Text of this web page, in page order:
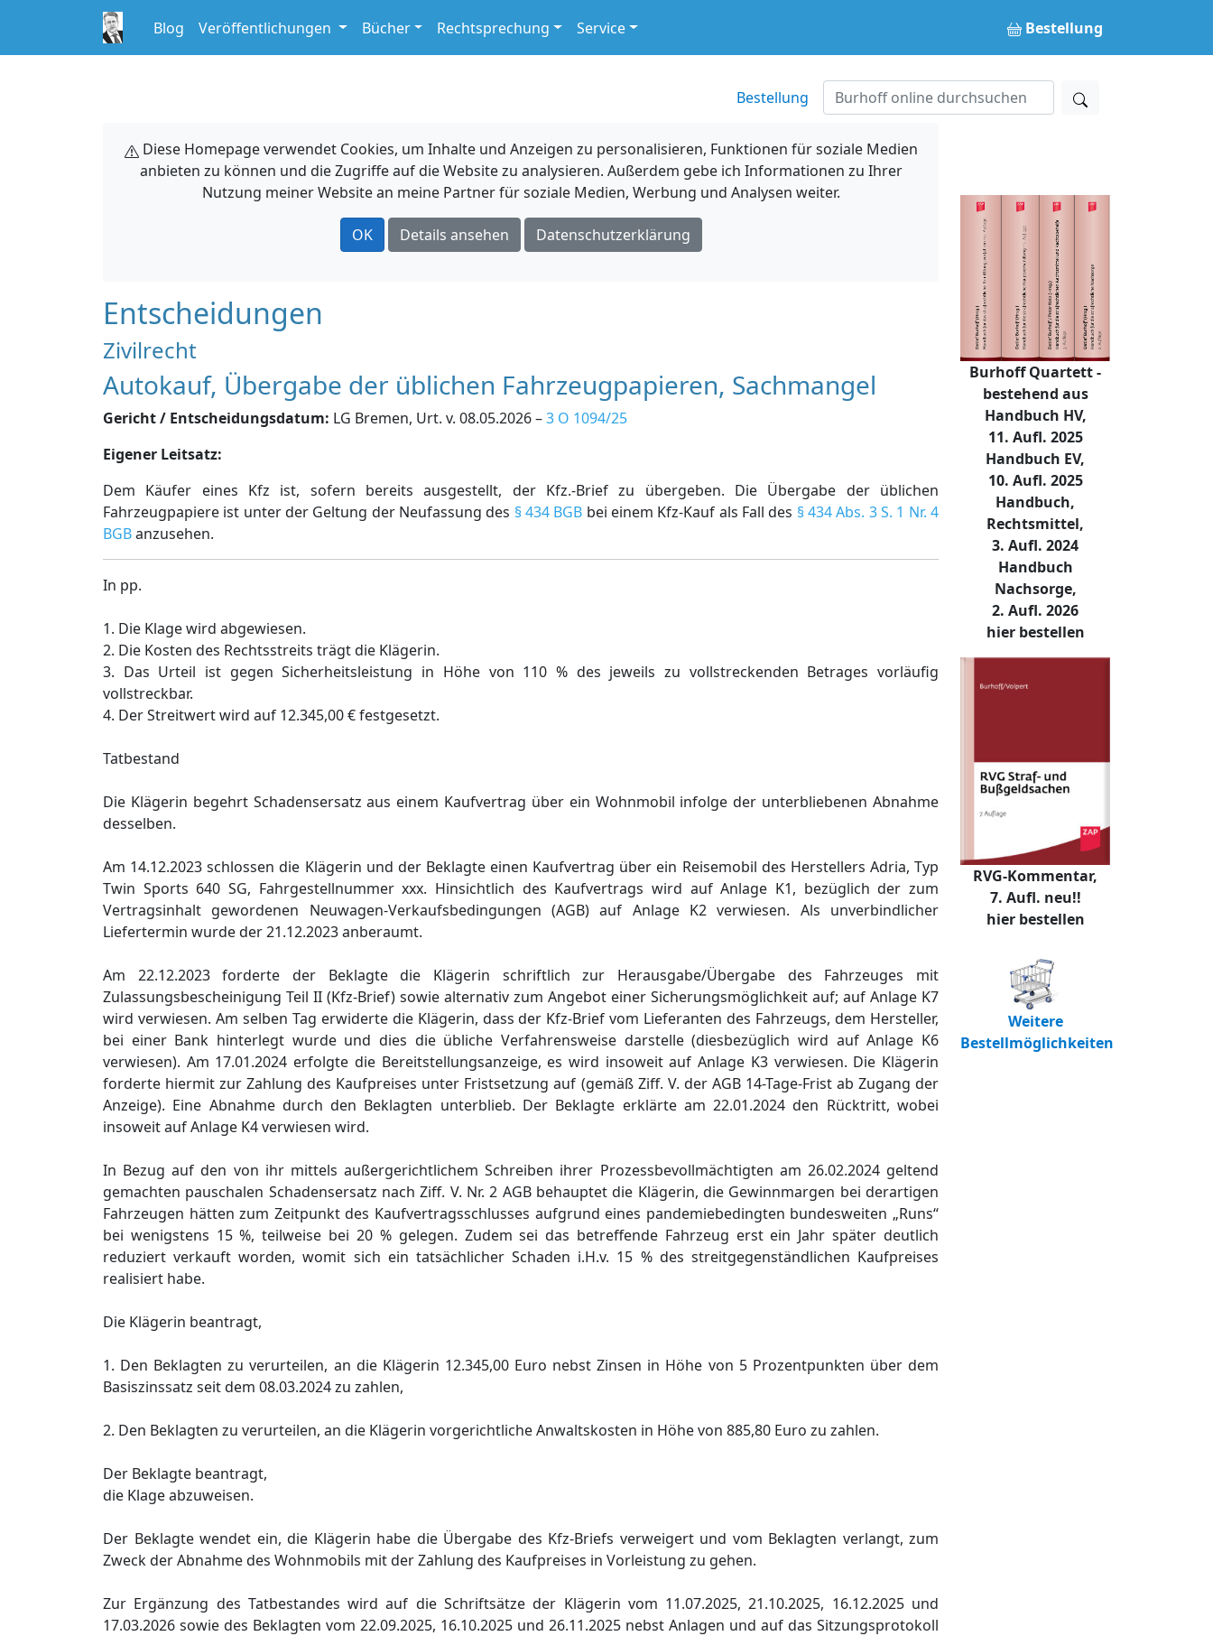
Blog Veröffentlichungen Bücher Rechtsprechung Service Bestellung
Bestellung
Diese Homepage verwendet Cookies, um Inhalte und Anzeigen zu personalisieren, Funktionen für soziale Medien
anbieten zu können und die Zugriffe auf die Website zu analysieren. Außerdem gebe ich Informationen zu Ihrer
Nutzung meiner Website an meine Partner für soziale Medien, Werbung und Analysen weiter.
OK Details ansehen Datenschutzerklärung
Entscheidungen
Zivilrecht
Autokauf, Übergabe der üblichen Fahrzeugpapieren, Sachmangel
Gericht / Entscheidungsdatum: LG Bremen, Urt. v. 08.05.2026 –3 O 1094/25
Eigener Leitsatz:
Dem Käufer eines Kfz ist, sofern bereits ausgestellt, der Kfz.-Brief zu übergeben. Die Übergabe der üblichen
Fahrzeugpapiere ist unter der Geltung der Neufassung des § 434 BGB bei einem Kfz-Kauf als Fall des § 434 Abs. 3 S. 1 Nr. 4
BGBanzusehen.
In pp.
1. Die Klage wird abgewiesen.
2. Die Kosten des Rechtsstreits trägt die Klägerin.
3. Das Urteil ist gegen Sicherheitsleistung in Höhe von 110 % des jeweils zu vollstreckenden Betrages vorläufig
vollstreckbar.
4. Der Streitwert wird auf 12.345,00 € festgesetzt.
Tatbestand
Die Klägerin begehrt Schadensersatz aus einem Kaufvertrag über ein Wohnmobil infolge der unterbliebenen Abnahme
desselben.
Am 14.12.2023 schlossen die Klägerin und der Beklagte einen Kaufvertrag über ein Reisemobil des Herstellers Adria, Typ
Twin Sports 640 SG, Fahrgestellnummer xxx. Hinsichtlich des Kaufvertrags wird auf Anlage K1, bezüglich der zum
Vertragsinhalt gewordenen Neuwagen-Verkaufsbedingungen (AGB) auf Anlage K2 verwiesen. Als unverbindlicher
Liefertermin wurde der 21.12.2023 anberaumt.
Am 22.12.2023 forderte der Beklagte die Klägerin schriftlich zur Herausgabe/Übergabe des Fahrzeuges mit
Zulassungsbescheinigung Teil II (Kfz-Brief) sowie alternativ zum Angebot einer Sicherungsmöglichkeit auf; auf Anlage K7
wird verwiesen. Am selben Tag erwiderte die Klägerin, dass der Kfz-Brief vom Lieferanten des Fahrzeugs, dem Hersteller,
bei einer Bank hinterlegt wurde und dies die übliche Verfahrensweise darstelle (diesbezüglich wird auf Anlage K6
verwiesen). Am 17.01.2024 erfolgte die Bereitstellungsanzeige, es wird insoweit auf Anlage K3 verwiesen. Die Klägerin
forderte hiermit zur Zahlung des Kaufpreises unter Fristsetzung auf (gemäß Ziff. V. der AGB 14-Tage-Frist ab Zugang der
Anzeige). Eine Abnahme durch den Beklagten unterblieb. Der Beklagte erklärte am 22.01.2024 den Rücktritt, wobei
insoweit auf Anlage K4 verwiesen wird.
In Bezug auf den von ihr mittels außergerichtlichem Schreiben ihrer Prozessbevollmächtigten am 26.02.2024 geltend
gemachten pauschalen Schadensersatz nach Ziff. V. Nr. 2 AGB behauptet die Klägerin, die Gewinnmargen bei derartigen
Fahrzeugen hätten zum Zeitpunkt des Kaufvertragsschlusses aufgrund eines pandemiebedingten bundesweiten „Runs“
bei wenigstens 15 %, teilweise bei 20 % gelegen. Zudem sei das betreffende Fahrzeug erst ein Jahr später deutlich
reduziert verkauft worden, womit sich ein tatsächlicher Schaden i.H.v. 15 % des streitgegenständlichen Kaufpreises
realisiert habe.
Die Klägerin beantragt,
1. Den Beklagten zu verurteilen, an die Klägerin 12.345,00 Euro nebst Zinsen in Höhe von 5 Prozentpunkten über dem
Basiszinssatz seit dem 08.03.2024 zu zahlen,
2. Den Beklagten zu verurteilen, an die Klägerin vorgerichtliche Anwaltskosten in Höhe von 885,80 Euro zu zahlen.
Der Beklagte beantragt,
die Klage abzuweisen.
Der Beklagte wendet ein, die Klägerin habe die Übergabe des Kfz-Briefs verweigert und vom Beklagten verlangt, zum
Zweck der Abnahme des Wohnmobils mit der Zahlung des Kaufpreises in Vorleistung zu gehen.
Zur Ergänzung des Tatbestandes wird auf die Schriftsätze der Klägerin vom 11.07.2025, 21.10.2025, 16.12.2025 und
17.03.2026 sowie des Beklagten vom 22.09.2025, 16.10.2025 und 26.11.2025 nebst Anlagen und auf das Sitzungsprotokoll
Burhoff Quartett -
bestehend aus
Handbuch HV,
11. Aufl. 2025
Handbuch EV,
10. Aufl. 2025
Handbuch,
Rechtsmittel,
3. Aufl. 2024
Handbuch
Nachsorge,
2. Aufl. 2026
hier bestellen
RVG-Kommentar,
7. Aufl. neu!!
hier bestellen
Weitere
Bestellmöglichkeiten